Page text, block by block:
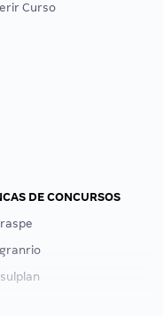
Curso
DE CONCURSOS